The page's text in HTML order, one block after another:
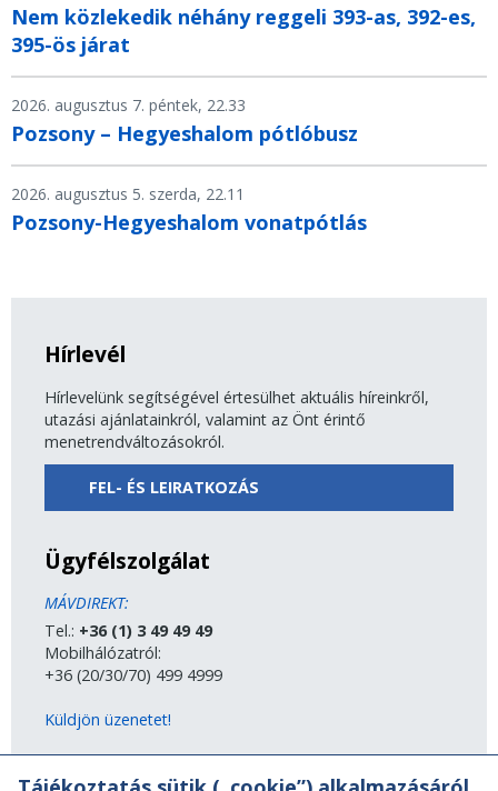
Nem közlekedik néhány reggeli 393-as, 392-es,
395-ös járat
2026. augusztus 7. péntek, 22.33
Pozsony – Hegyeshalom pótlóbusz
2026. augusztus 5. szerda, 22.11
Pozsony-Hegyeshalom vonatpótlás
Hírlevél
Hírlevelünk segítségével értesülhet aktuális híreinkről,
utazási ajánlatainkról, valamint az Önt érintő
menetrendváltozásokról.
FEL- ÉS LEIRATKOZÁS
Ügyfélszolgálat
MÁVDIREKT:
Tel.: +36 (1) 3 49 49 49
Mobilhálózatról:
+36 (20/30/70) 499 4999
Küldjön üzenetet!
MÁV-csoport